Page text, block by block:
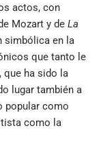
actos, con
Mozart y de La
simbólica en la
que tanto le
que ha sido la
lugar también a
popular como
como la